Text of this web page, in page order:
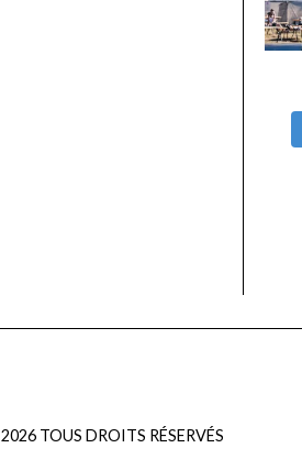
2026TOUS DROITS RÉSERVÉS